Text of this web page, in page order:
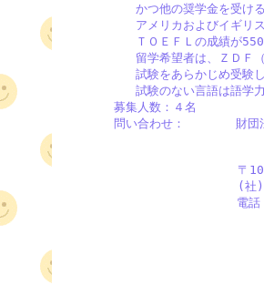
かつ他の奨学金を受け
アメリカおよびイギリ
ＴＯＥＦＬの成績が550
留学希望者は、ＺＤＦ
試験をあらかじめ受験し
試験のない言語は語学
       募集人数：４名
問い合わせ：       財団
〒
(社)
電話：０３－５２